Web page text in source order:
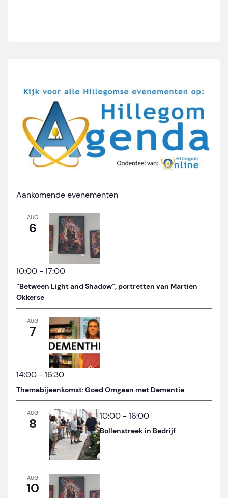
Aankomende evenementen
AUG
6
10:00 -17:00
“Between Light and Shadow”, portretten van Martien
Okkerse
AUG
7
14:00 -16:30
Themabijeenkomst: Goed Omgaan met Dementie
AUG
8 10:00 -16:00
Bollenstreek in Bedrijf
AUG
10